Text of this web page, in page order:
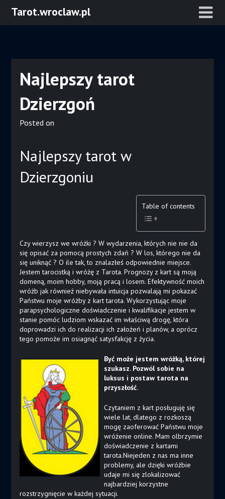
SkipTarot.wroclaw.pl
Najlepszy tarot
Dzierzgoń
Posted on
Najlepszy tarot w
Dzierzgoniu
Table of contents
Czy wierzysz we wróżki ? W wydarzenia, których nie nie da
się opisać za pomocą prostych zdań ? W los, którego nie da
się uniknąć ? O ile tak, to znalazłeś odpowiednie miejsce.
Jestem tarocistką i wróżę z Tarota. Prognozy z kart są moją
domeną, moim hobby, moją pracą i losem. Efektywność moich
wróżb jak również niebywała intuicja pozwalają mi pokazać
Państwu moje wróżby z kart tarota. Wykorzystując moje
parapsychologiczne doświadczenie i kwalifikacje jestem w
stanie pomóc ludziom wskazać im właściwą drogę, która
doprowadzi ich do realizacji ich założeń i planów, a oprócz
tego pomoże im osiagnąć satysfakcję z życia.
Być może jestem wróżką, której
szukasz. Pozwól sobie na
luksus i postaw tarota na
przyszłość.
Czytaniem z kart posługuję się
wiele lat, dlatego z rozkoszą
mogę zaoferować Państwu moje
wróżenie online. Mam olbrzymie
doświadczenie z kartami
tarota.Niejeden z nas ma inne
problemy, ale dzięki wróżbie
udaje mi się zlokalizować
najbardziej korzystne
rozstrzygnięcie w każdej sytuacji.